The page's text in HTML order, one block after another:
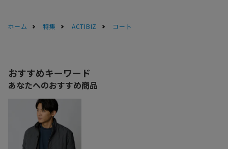
ホーム 特集 ACTIBIZ コート